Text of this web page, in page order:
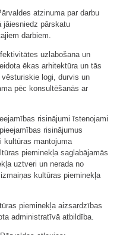
atzinuma par darbu
jāiesniedz pārskatu
darbiem.
uzlabošana un
ēkas arhitektūra un tās
logi, durvis un
pēc konsultēšanās ar
risinājumi īstenojami
risinājumus
kultūras mantojuma
pieminekļa saglabājamās
uztveri un nerada no
kultūras pieminekļa
pieminekļa aizsardzības
administratīvā atbildība.